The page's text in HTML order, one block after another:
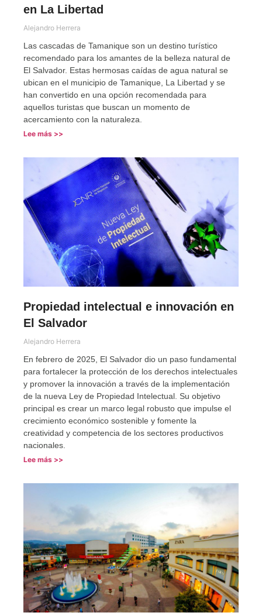
en La Libertad
Alejandro Herrera
Las cascadas de Tamanique son un destino turístico
recomendado para los amantes de la belleza natural de
El Salvador. Estas hermosas caídas de agua natural se
ubican en el municipio de Tamanique, La Libertad y se
han convertido en una opción recomendada para
aquellos turistas que buscan un momento de
acercamiento con la naturaleza.
Lee más >>
Propiedad intelectual e innovación en
El Salvador
Alejandro Herrera
En febrero de 2025, El Salvador dio un paso fundamental
para fortalecer la protección de los derechos intelectuales
y promover la innovación a través de la implementación
de la nueva Ley de Propiedad Intelectual. Su objetivo
principal es crear un marco legal robusto que impulse el
crecimiento económico sostenible y fomente la
creatividad y competencia de los sectores productivos
nacionales.
Lee más >>